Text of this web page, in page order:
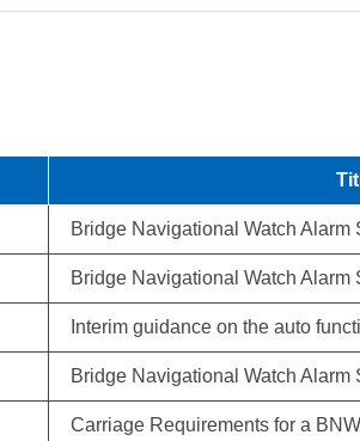
Bridge Navigational Watch Alarm
Bridge Navigational Watch Alarm
Interim guidance on the auto
Bridge Navigational Watch Alarm
Carriage Requirements for a